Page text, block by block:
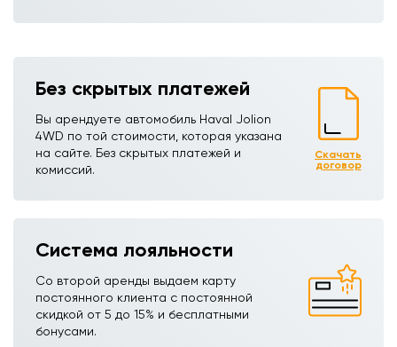
Без скрытых платежей
Вы арендуете автомобиль Haval Jolion
4WDㅤㅤㅤㅤㅤㅤㅤㅤㅤㅤㅤㅤ по той стоимости, которая указана
на сайте. Без скрытых платежей и
комиссий.
Скачать
договор
Система лояльности
Со второй аренды выдаем карту
постоянного клиента с постоянной
скидкой от 5 до 15% и бесплатными
бонусами.